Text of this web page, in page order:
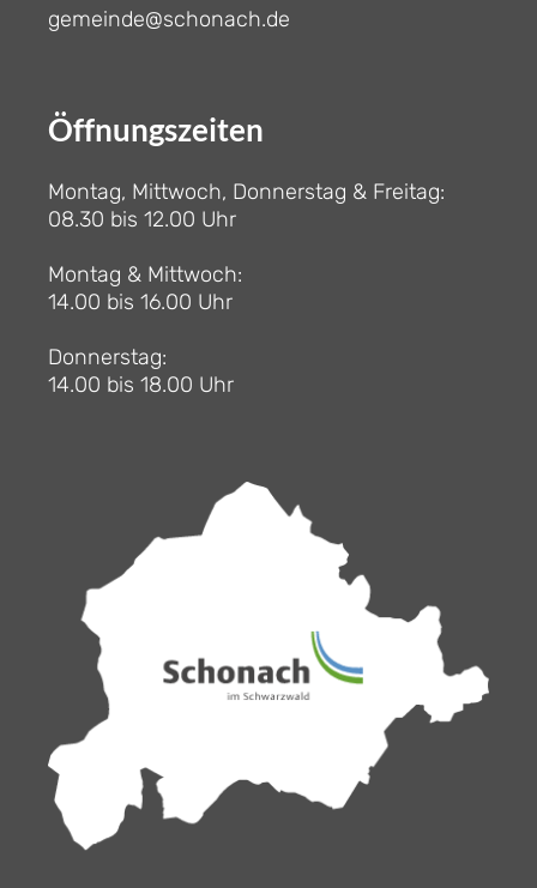
gemeinde@schonach.de
Öffnungszeiten
Montag, Mittwoch, Donnerstag & Freitag:
08.30 bis 12.00 Uhr
Montag & Mittwoch:
14.00 bis 16.00 Uhr
Donnerstag:
14.00 bis 18.00 Uhr